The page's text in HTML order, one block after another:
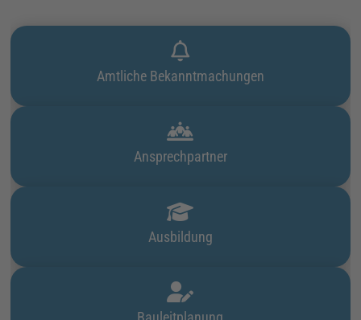
Amtliche Bekanntmachungen
Ansprechpartner
Ausbildung